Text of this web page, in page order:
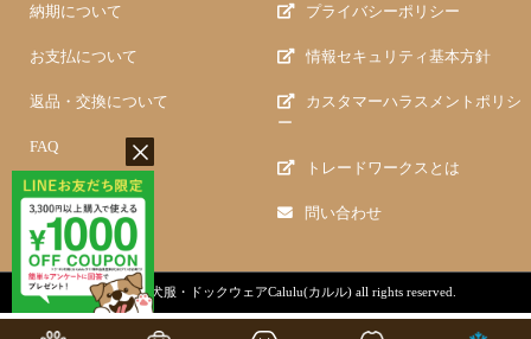
納期について
お支払について
返品・交換について
FAQ
プライバシーポリシー
情報セキュリティ基本方針
カスタマーハラスメントポリシ
ー
トレードワークスとは
問い合わせ
copyright (c)犬服・ドックウェアCalulu(カルル) all rights reserved.